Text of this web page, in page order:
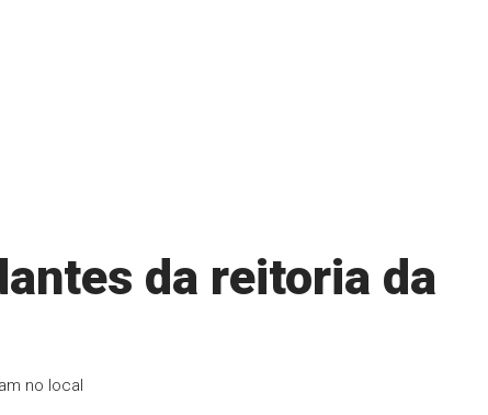
da reitoria da
no local